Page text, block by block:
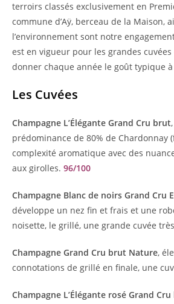
terroirs classés exclusivement en
commune d’Aÿ, berceau de la Maison,
l’environnement sont notre
est en vigueur pour les grandes
donner chaque année le goût typique
Les Cuvées
Champagne L’Élégante Grand Cru brut
prédominance de 80% de Chardonnay
complexité aromatique avec des
aux girolles. 96/100
Champagne Blanc de noirs Grand Cru
développe un nez fin et frais et une
noisette, le grillé, une grande cuvée
Champagne Grand Cru brut Nature,
connotations de grillé en finale, une
Champagne L’Élégante rosé Grand